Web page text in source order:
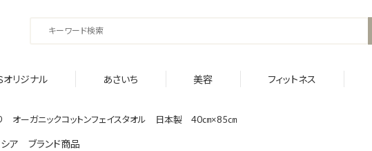
オリジナル あさいち 美容 フィットネス
オーガニックコットンフェイスタオル 日本製 40㎝×85㎝
ア ブランド商品